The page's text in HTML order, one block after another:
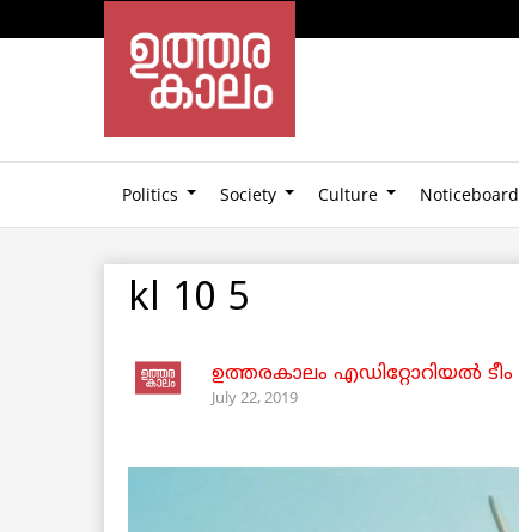
Politics Society Culture Noticeboard
kl 10 5
ഉത്തരകാലം എഡിറ്റോറിയല്‍ ടീം
July 22, 2019